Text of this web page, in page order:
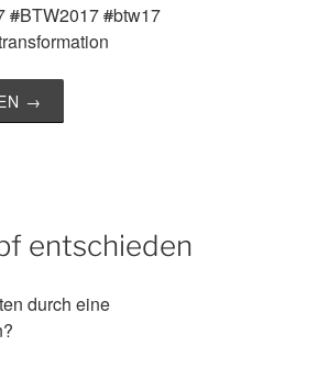
#BTW2017#btw17
→
entschieden
durch eine